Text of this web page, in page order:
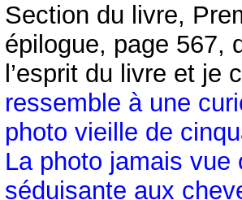
Section du livre,
épilogue, page 567,
l’esprit du livre et je
ressemble à une
photo vieille de
La photo jamais vue
séduisante aux